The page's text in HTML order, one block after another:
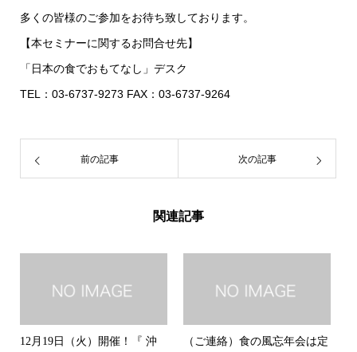
多くの皆様のご参加をお待ち致しております。
【本セミナーに関するお問合せ先】
「日本の食でおもてなし」デスク
TEL：03-6737-9273 FAX：03-6737-9264
前の記事 次の記事
関連記事
12月19日（火）開催！『 沖
（ご連絡）食の風忘年会は定